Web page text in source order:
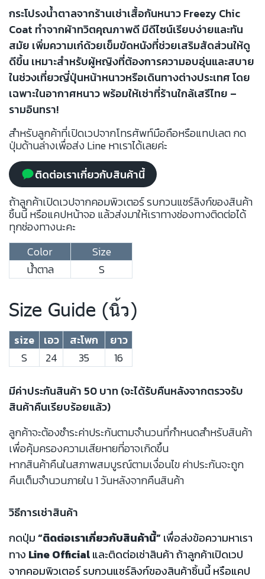
กระโปรงน้ำตาลจากร้านเช่าเสื้อกันหนาว Freezy Chic
Coat ทำจากผ้าทวิตคุณภาพดี มีดีไซน์เรียบง่ายและทัน
สมัย เพิ่มความเก๋ด้วยเข็มขัดหนังที่ช่วยเสริมสัดส่วนให้ดู
ดีขึ้น เหมาะสำหรับผู้หญิงที่ต้องการความอบอุ่นและสบาย
ในช่วงเที่ยวญี่ปุ่นหน้าหนาวหรือเดินทางต่างประเทศ โดย
เฉพาะในอากาศหนาว พร้อมให้เช่าที่ร้านใกล้เสรีไทย –
รามอินทรา!
สำหรับลูกค้าที่เปิดเวปจากโทรศัพท์มือถือหรือแทปเลต กด
ปุ่มด้านล่างเพื่อส่ง Line หาเราได้เลยค่ะ
ติดต่อเราเกี่ยวกับสินค้านี้
ถ้าลูกค้าเปิดเวปจากคอมพิวเตอร์ รบกวนแชร์ลิงก์ของสินค้า
ชิ้นนี้ หรือแคปหน้าจอ แล้วส่งมาให้เราทางช่องทางติดต่อได้
ทุกช่องทางนะคะ
Color
Size
น้ำตาล
S
Size Guide (นิ้ว)
size เอว สะโพก
ยาว
S
24 35 16
มีค่าประกันสินค้า 50 บาท (จะได้รับคืนหลังจากตรวจรับ
สินค้าคืนเรียบร้อยแล้ว)
ลูกค้าจะต้องชำระค่าประกันตามจำนวนที่กำหนดสำหรับสินค้า
เพื่อคุ้มครองความเสียหายที่อาจเกิดขึ้น
หากสินค้าคืนในสภาพสมบูรณ์ตามเงื่อนไข ค่าประกันจะถูก
คืนเต็มจำนวนภายใน 1 วันหลังจากคืนสินค้า
วิธีการเช่าสินค้า
กดปุ่ม“ติดต่อเราเกี่ยวกับสินค้านี้”เพื่อส่งข้อความหาเรา
ทาง Line Officialและติดต่อเช่าสินค้า ถ้าลูกค้าเปิดเวป
จากคอมพิวเตอร์ รบกวนแชร์ลิงก์ของสินค้าชิ้นนี้ หรือแคป